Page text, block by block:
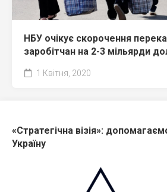
НБУ очікує скорочення
заробітчан на 2-3 мільярди
1 Квітня, 2020
«Стратегічна візія»:
Україну